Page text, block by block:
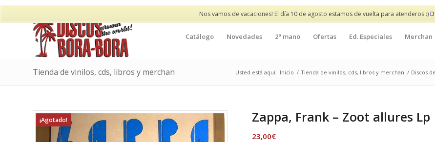
Nos vamos de vacaciones! El día 10 de agosto estamos de vuelta para atenderos :)
Catálogo Novedades 2ª mano Ofertas Ed. Especiales Merchan
Tienda de vinilos, cds, libros y merchan Usted está aquí: Inicio / Tienda de vinilos, cds, libros y merchan / Discos
¡Agotado! Zappa, Frank – Zoot allures Lp
23,00€